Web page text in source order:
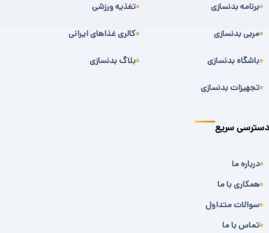
برنامه بدنسازی
مربی بدنسازی
باشگاه بدنسازی
تجهیزات بدنسازی
تغذیه ورزشی
کالری غذاهای ایرانی
بلاگ بدنسازی
دسترسی سریع
درباره ما
همکاری با ما
سوالات متداول
تماس با ما